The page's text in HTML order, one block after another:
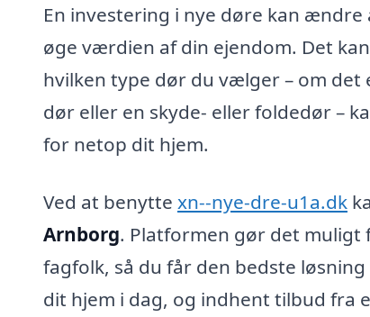
En investering i nye døre kan
øge værdien af din ejendom. Det
hvilken type dør du vælger – om
dør eller en skyde- eller foldedør –
for netop dit hjem.
Ved at benytte xn--nye-dre-u1a.dk
Arnborg. Platformen gør det muligt
fagfolk, så du får den bedste
dit hjem i dag, og indhent tilbud fra